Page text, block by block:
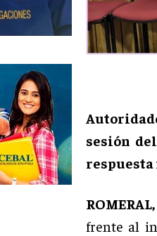
sesión
frente al